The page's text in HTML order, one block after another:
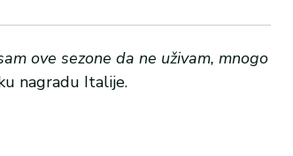
ove sezone da ne uživam, mnogo
nagradu Italije.